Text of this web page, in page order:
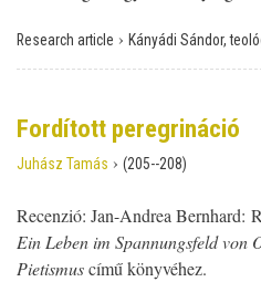
Research article › Kányádi Sándor,
Fordított peregrináció
Juhász Tamás › (205--208)
Recenzió: Jan-Andrea Bernhard:
Ein Leben im Spannungsfeld von
Pietismuscímű könyvéhez.